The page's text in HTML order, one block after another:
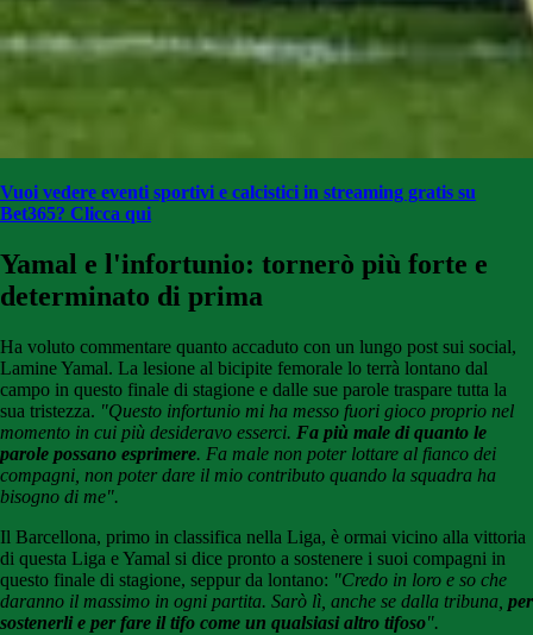
Vuoi vedere eventi sportivi e calcistici in streaming gratis su
Bet365? Clicca qui
Yamal e l'infortunio: tornerò più forte e
determinato di prima
Ha voluto commentare quanto accaduto con un lungo post sui social,
Lamine Yamal. La lesione al bicipite femorale lo terrà lontano dal
campo in questo finale di stagione e dalle sue parole traspare tutta la
sua tristezza. "Questo infortunio mi ha messo fuori gioco proprio nel
momento in cui più desideravo esserci. Fa più male di quanto le
parole possano esprimere. Fa male non poter lottare al fianco dei
compagni, non poter dare il mio contributo quando la squadra ha
bisogno di me".
Il Barcellona, primo in classifica nella Liga, è ormai vicino alla vittoria
di questa Liga e Yamal si dice pronto a sostenere i suoi compagni in
questo finale di stagione, seppur da lontano: "Credo in loro e so che
daranno il massimo in ogni partita. Sarò lì, anche se dalla tribuna, per
sostenerli e per fare il tifo come un qualsiasi altro tifoso".